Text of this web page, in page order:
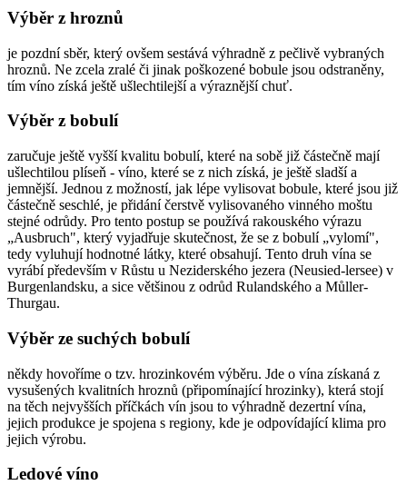
Výběr z hroznů
je pozdní sběr, který ovšem sestává výhradně z pečlivě vybraných
hroznů. Ne zcela zralé či jinak poškozené bobule jsou odstraněny,
tím víno získá ještě ušlechtilejší a výraznější chuť.
Výběr z bobulí
zaručuje ještě vyšší kvalitu bobulí, které na sobě již částečně mají
ušlechtilou plíseň - víno, které se z nich získá, je ještě sladší a
jemnější. Jednou z možností, jak lépe vylisovat bobule, které jsou již
částečně seschlé, je přidání čerstvě vylisovaného vinného moštu
stejné odrůdy. Pro tento postup se používá rakouského výrazu
„Ausbruch", který vyjadřuje skutečnost, že se z bobulí „vylomí",
tedy vyluhují hodnotné látky, které obsahují. Tento druh vína se
vyrábí především v Růstu u Neziderského jezera (Neusied-lersee) v
Burgenlandsku, a sice většinou z odrůd Rulandského a Můller-
Thurgau.
Výběr ze suchých bobulí
někdy hovoříme o tzv. hrozinkovém výběru. Jde o vína získaná z
vysušených kvalitních hroznů (připomínající hrozinky), která stojí
na těch nejvyšších příčkách vín jsou to výhradně dezertní vína,
jejich produkce je spojena s regiony, kde je odpovídající klima pro
jejich výrobu.
Ledové víno